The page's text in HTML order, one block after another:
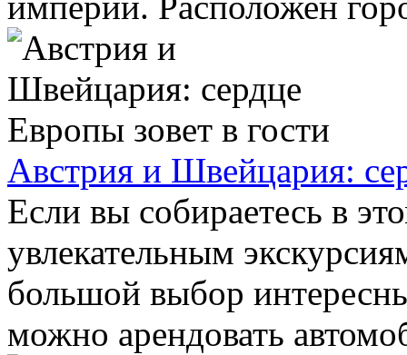
Австрия и Швейцария:
Если вы собираетесь в
увлекательным
большой выбор
можно арендовать